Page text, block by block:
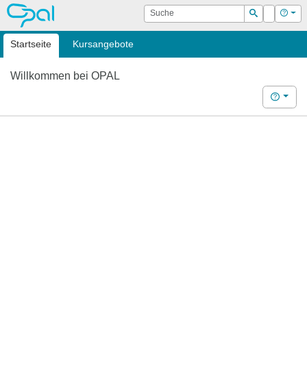
OPAL Suche
Suchen
Login Hilfe
Startseite Kursangebote
Willkommen bei OPAL
Hilfe